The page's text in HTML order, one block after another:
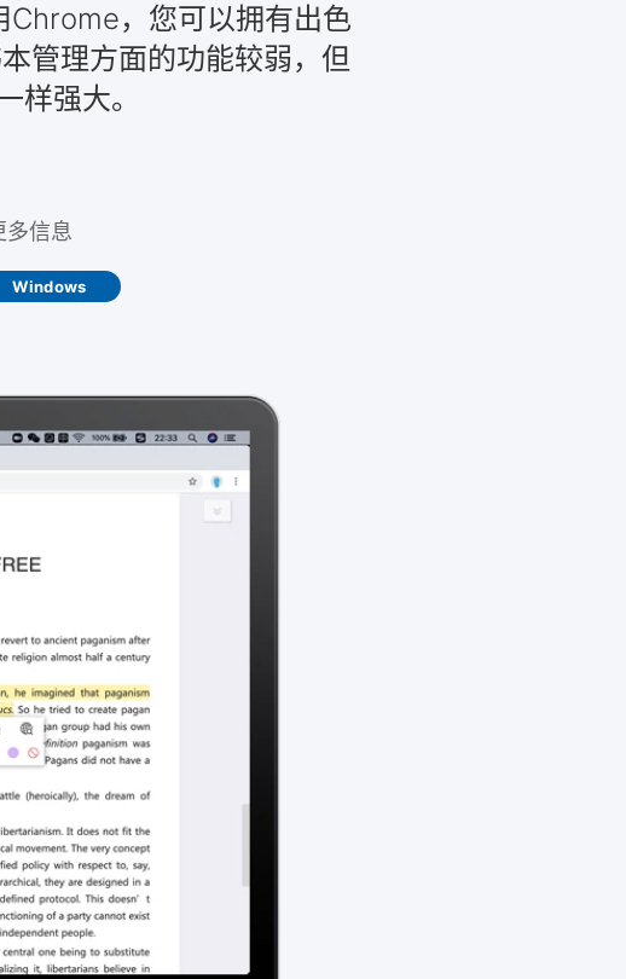
，您可以拥有出色
管理方面的功能较弱，但
强大。
多信息
Windows